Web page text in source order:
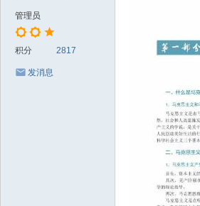
管理员
积分 2817
发消息